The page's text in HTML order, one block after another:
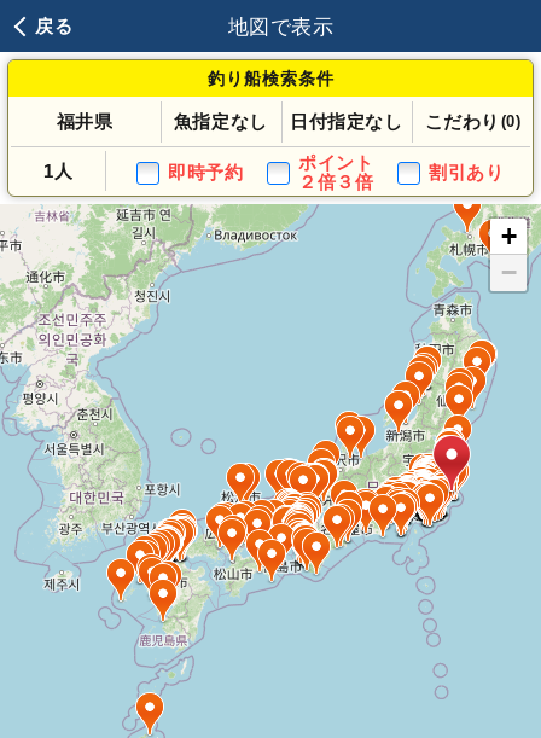
戻る 地図で表示
釣り船検索条件
福井県 魚指定なし 日付指定なし こだわり (0)
1人 即時予約
ポイント
２倍３倍
割引あり
+
−